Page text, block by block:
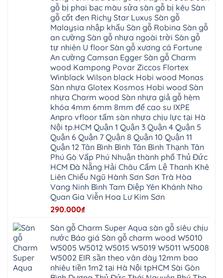
giang
Thuận
Tràng
Đổng
Phòng
Đông
Phúc
Thịnh
Thiên
Quảng
Thanh
Hưng
Quang
Minh
Nam
Phượng
Chuyên
Nẵng
Xuyên
Thanh
Minh
Hưng
Nghệ
Thiên
Thanh
Hồng
Phúc
Hương
Chương
Xuân
Phương
Nẵng
Long
Hưng
Hưng
Đông
Quảng
Dương
Nghĩa
Lương
Hưng
wood
hobiwood
kosmos
fukione
wilson
4mm
6mm
chống
nước
Xuyên
Phượng
Chuyên
Xuyên
Nẵng
Thanh
Hưng
gỗ bị phai bạc màu sửa sàn gỗ bị kêu Sàn
gỗ cốt đen Richy Star Luxus Sàn gỗ
Malaysia nhập khẩu Sàn gỗ Robina Sàn gỗ
an cường Sàn gỗ nhựa ngoài trời Sàn gỗ
tự nhiên U floor Sàn gỗ xương cá Fortune
An cường Camsan Egger Sàn gỗ Charm
wood Kampong Povar Ziccos Flortex
Winblack Wilson black Hobi wood Monas
Sàn nhựa Glotex Kosmos Hobi wood Sàn
nhựa Charm wood Sàn nhựa giả gỗ hèm
khóa 4mm 6mm 8mm đế cao su IXPE
Anpro vfloor tấm sàn nhựa chịu lực tại Hà
Nội tp.HCM Quận 1 Quận 3 Quận 4 Quận 5
Quận 6 Quận 7 Quận 8 Quận 10 Quận 11
Quận 12 Tân Bình Bình Tân Bình Thạnh Tân
Phú Gò Vấp Phú Nhuận thành phố Thủ Đức
HCM Đà Nẵng Hải Châu Cẩm Lệ Thanh Khê
Liên Chiểu Ngũ Hành Sơn Sơn Trà Hòa
Vang Ninh Bình Tam Điệp Yên Khánh Nho
Quan Gia Viễn Hoa Lư Kim Sơn
290.000₫
Sàn gỗ Charm Super Aqua sàn gỗ siêu chịu
nước Báo giá Sàn gỗ charm wood W5010
W5005 W5012 W5015 W5019 W5011 W5008
W5002 EIR sần theo vân dày 12mm bao
nhiêu tiền 1m2 tại Hà Nội tpHCM Sài Gòn